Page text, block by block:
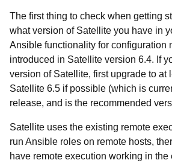
The first thing to check when getting
what version of Satellite you have in
Ansible functionality for configuration
introduced in Satellite version 6.4. If
version of Satellite, first upgrade to at
Satellite 6.5 if possible (which is
release, and is the recommended
Satellite uses the existing remote
run Ansible roles on remote hosts,
have remote execution working in the